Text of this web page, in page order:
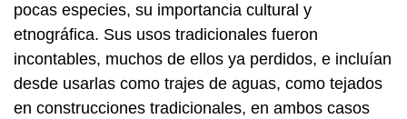
pocas especies, su importancia cultural y
etnográfica. Sus usos tradicionales fueron
incontables, muchos de ellos ya perdidos, e incluían
desde usarlas como trajes de aguas, como tejados
en construcciones tradicionales, en ambos casos